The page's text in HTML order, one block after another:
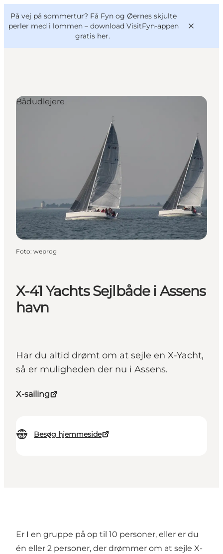
På vej på sommertur? Få Fyn og Øernes skjulte
perler med i lommen – download VisitFyn-appen
gratis her.
Oplevelser
Book lokale oplevelser
VisitFyn
Deutsch
X-41 Yachts Sejlbåde i Assens
havn
Har du altid drømt om at sejle en X-Yacht,
så er muligheden der nu i Assens.
X-sailing
Besøg hjemmeside
Bådudlejere
Foto: weprog
Er I en gruppe på op til 10 personer, eller er du
én eller 2 personer, der drømmer om at sejle X-